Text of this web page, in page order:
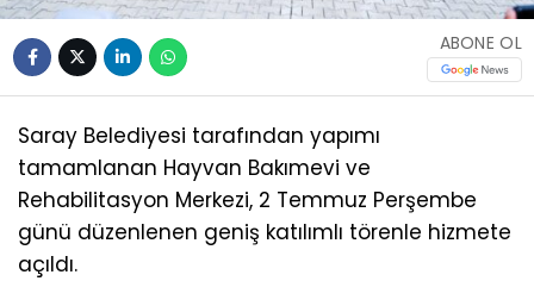
ABONE OL
Saray Belediyesi tarafından yapımı
tamamlanan Hayvan Bakımevi ve
Rehabilitasyon Merkezi, 2 Temmuz Perşembe
günü düzenlenen geniş katılımlı törenle hizmete
açıldı.